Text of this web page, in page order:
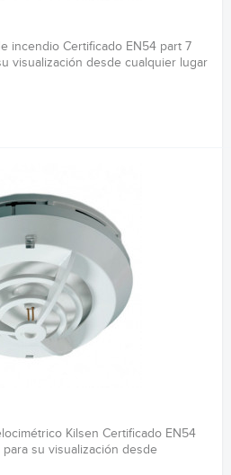
incendio Certificado EN54 part 7
visualización desde cualquier lugar
Kilsen Certificado EN54
su visualización desde